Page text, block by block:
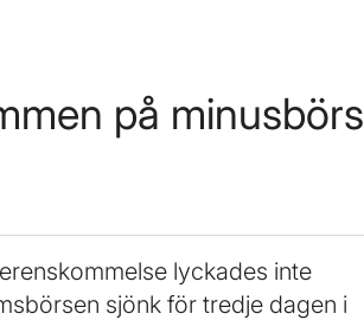
på minusbörs
lyckades inte
sjönk för tredje dagen i